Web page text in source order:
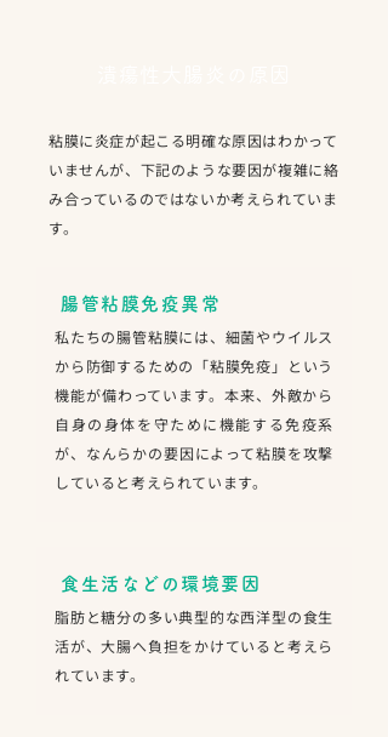
粘膜に炎症が起こる明確な原因はわかって
いませんが、下記のような要因が複雑に絡
み合っているのではないか考えられていま
す。
腸管粘膜免疫異常
私たちの腸管粘膜には、細菌やウイルス
から防御するための「粘膜免疫」という
機能が備わっています。本来、外敵から
自身の身体を守ために機能する免疫系
が、なんらかの要因によって粘膜を攻撃
していると考えられています。
食生活などの環境要因
脂肪と糖分の多い典型的な西洋型の食生
活が、大腸へ負担をかけていると考えら
れています。